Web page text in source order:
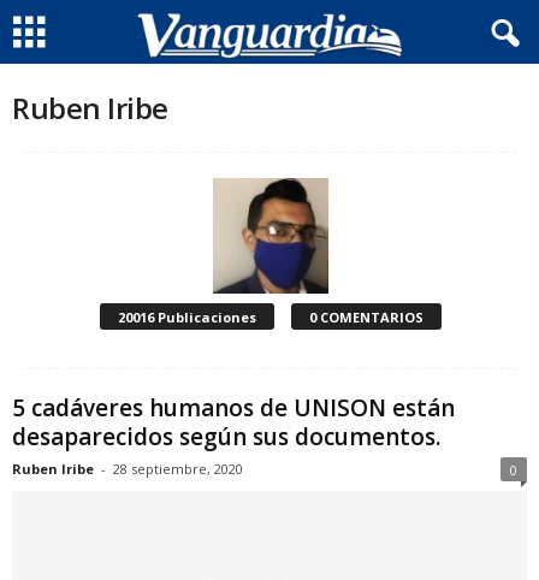
Ruben Iribe
20016 Publicaciones 0 COMENTARIOS
5 cadáveres humanos de UNISON están
desaparecidos según sus documentos.
Ruben Iribe - 28 septiembre, 2020 0